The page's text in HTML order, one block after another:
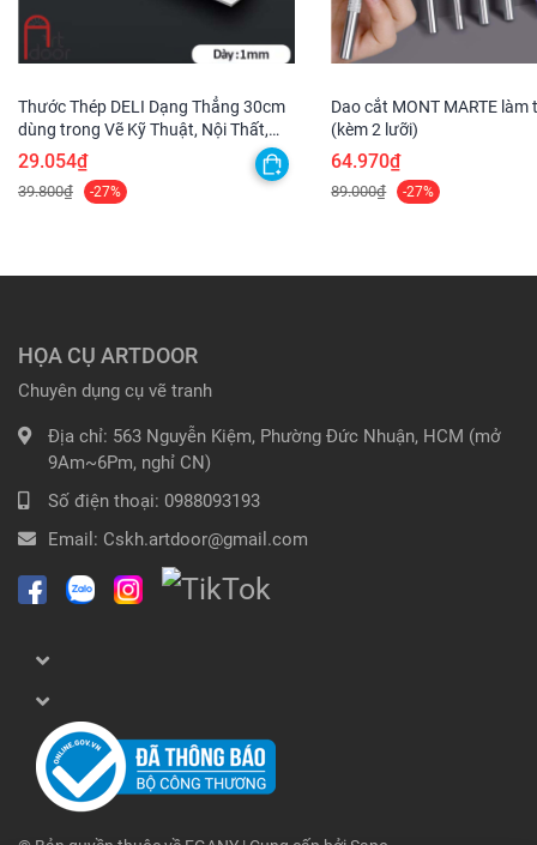
Thước Thép DELI Dạng Thẳng 30cm
dùng trong Vẽ Kỹ Thuật, Nội Thất,
Kiến Trúc, Mỹ Thuật
29.054₫
39.800₫ -27%
Dao cắt MONT MARTE làm
(kèm 2 lưỡi)
64.970₫
89.000₫ -27%
HỌA CỤ ARTDOOR
Chuyên dụng cụ vẽ tranh
Địa chỉ: 563 Nguyễn Kiệm, Phường Đức Nhuận, HCM (mở
9Am~6Pm, nghỉ CN)
Số điện thoại: 0988093193
Email: Cskh.artdoor@gmail.com